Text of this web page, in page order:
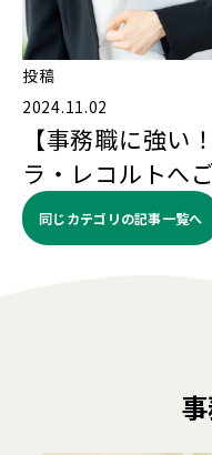
投稿
2024.11.02
【事務職に強い
ラ・レコルトへ
同じカテゴリの記事⼀覧へ